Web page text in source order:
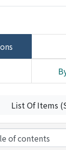
List Of Items